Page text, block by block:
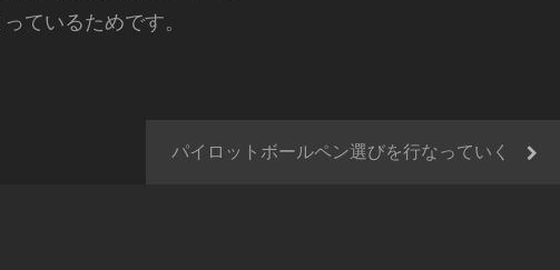
ているためです。
パイロットボールペン選びを行なっていく